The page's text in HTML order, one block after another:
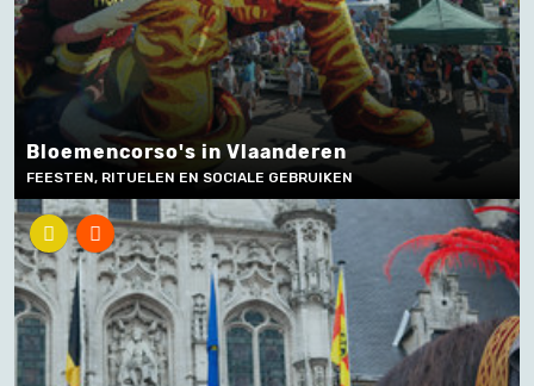
Bloemencorso's in Vlaanderen
FEESTEN, RITUELEN EN SOCIALE GEBRUIKEN